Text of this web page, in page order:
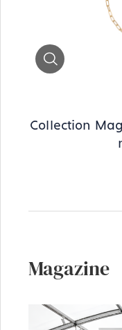
Collection
Magazine